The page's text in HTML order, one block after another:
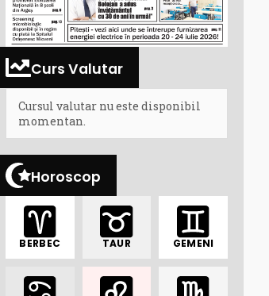
Curs Valutar
Cursul valutar nu este disponibil
momentan.
Horoscop
BERBEC TAUR GEMENI